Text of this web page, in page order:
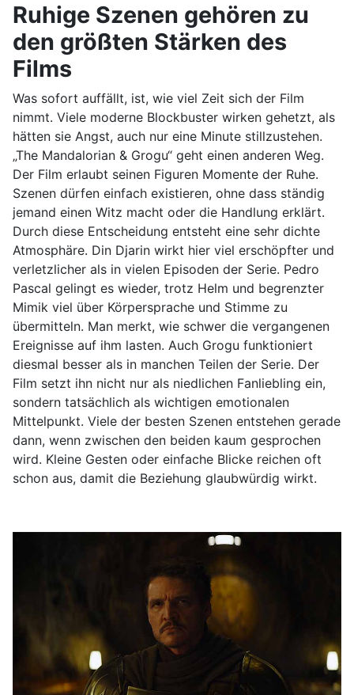
Ruhige Szenen gehören zu
den größten Stärken des
Films
Was sofort auffällt, ist, wie viel Zeit sich der Film
nimmt. Viele moderne Blockbuster wirken gehetzt, als
hätten sie Angst, auch nur eine Minute stillzustehen.
„The Mandalorian & Grogu“ geht einen anderen Weg.
Der Film erlaubt seinen Figuren Momente der Ruhe.
Szenen dürfen einfach existieren, ohne dass ständig
jemand einen Witz macht oder die Handlung erklärt.
Durch diese Entscheidung entsteht eine sehr dichte
Atmosphäre. Din Djarin wirkt hier viel erschöpfter und
verletzlicher als in vielen Episoden der Serie. Pedro
Pascal gelingt es wieder, trotz Helm und begrenzter
Mimik viel über Körpersprache und Stimme zu
übermitteln. Man merkt, wie schwer die vergangenen
Ereignisse auf ihm lasten. Auch Grogu funktioniert
diesmal besser als in manchen Teilen der Serie. Der
Film setzt ihn nicht nur als niedlichen Fanliebling ein,
sondern tatsächlich als wichtigen emotionalen
Mittelpunkt. Viele der besten Szenen entstehen gerade
dann, wenn zwischen den beiden kaum gesprochen
wird. Kleine Gesten oder einfache Blicke reichen oft
schon aus, damit die Beziehung glaubwürdig wirkt.